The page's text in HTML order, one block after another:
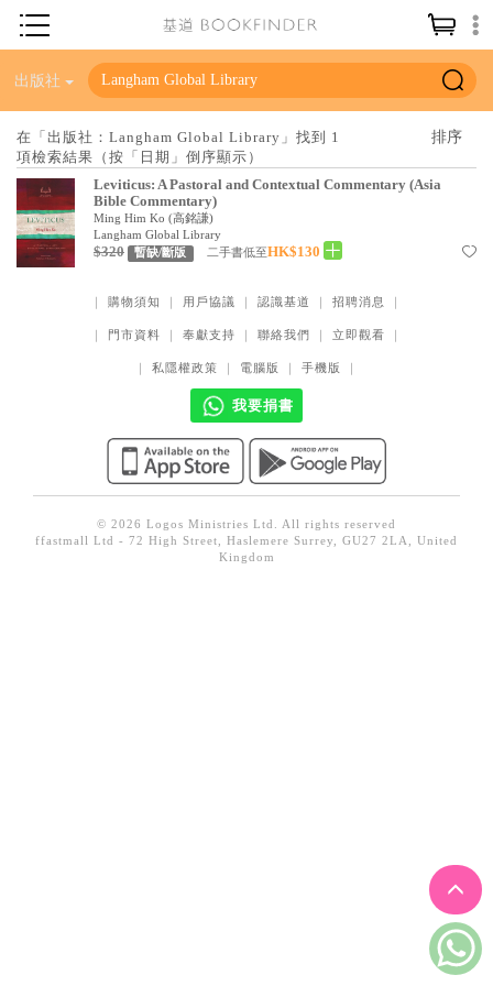
神學／教義
聖經
信仰入門
教會歷史
教會事工
社會／倫理
哲學／宗教比較
見證／傳記
出版社
在「出版社：Langham Global Library」找到 1
項檢索結果（按「日期」倒序顯示）
Leviticus: A Pastoral and Contextual Commentary (Asia
Bible Commentary)
Ming Him Ko (高銘謙)
Langham Global Library
$320 暫缺/斷版 二手書低至HK$130
｜ 購物須知 ｜ 用戶協議 ｜ 認識基道 ｜ 招聘消息 ｜
｜ 門市資料 ｜ 奉獻支持 ｜ 聯絡我們 ｜ 立即觀看 ｜
｜ 私隱權政策 ｜ 電腦版 ｜ 手機版 ｜
我要捐書
© 2026 Logos Ministries Ltd. All rights reserved
ffastmall Ltd - 72 High Street, Haslemere Surrey, GU27 2LA, United
Kingdom